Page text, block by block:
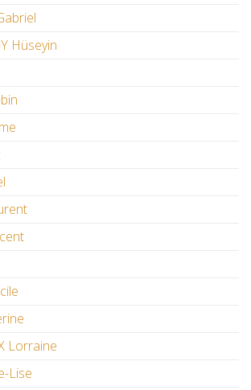
Hüseyin
Lorraine
Lise